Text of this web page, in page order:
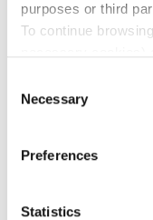
purposes or third
To continue
Policy. The cookie
Selection
Necessary
Preferences
Statistics